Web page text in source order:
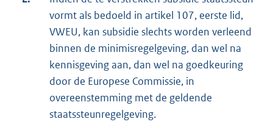
vormt als bedoeld in artikel 107, eerste lid,
VWEU, kan subsidie slechts worden verleend
binnen de minimisregelgeving, dan wel na
kennisgeving aan, dan wel na goedkeuring
door de Europese Commissie, in
overeenstemming met de geldende
staatssteunregelgeving.